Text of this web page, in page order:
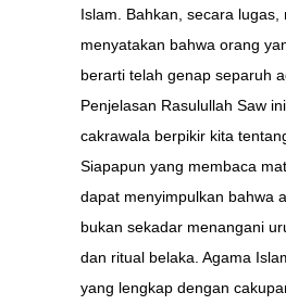
Islam. Bahkan, secara lugas,
menyatakan bahwa orang
berarti telah genap separuh
Penjelasan Rasulullah Saw
cakrawala berpikir kita
Siapapun yang membaca
dapat menyimpulkan bahwa
bukan sekadar menangani
dan ritual belaka. Agama
yang lengkap dengan